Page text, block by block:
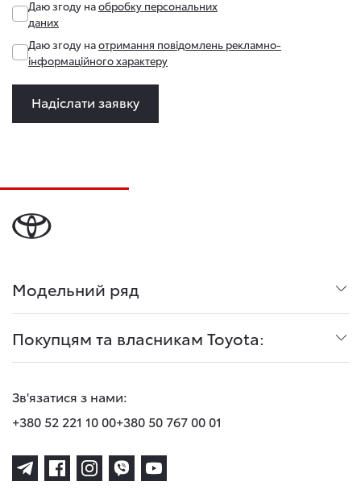
Даю згоду наобробку персональних
даних
Даю згоду наотримання повідомлень рекламно-
інформаційного характеру
Надіслати заявку
Модельний ряд
Покупцям та власникам Toyota:
Зв'язатися з нами:
+380 52 221 10 00+380 50 767 00 01